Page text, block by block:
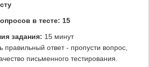
в тесте: 15
задания: 15 минут
правильный ответ - пропусти вопрос,
письменного тестирования.